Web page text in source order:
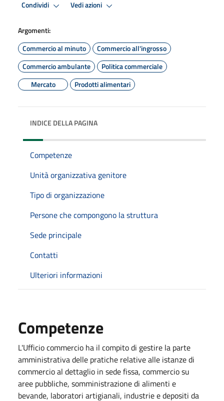
Condividi Vedi azioni
Argomenti:
Commercio al minuto
Commercio all'ingrosso
Commercio ambulante
Politica commerciale
Mercato
Prodotti alimentari
INDICE DELLA PAGINA
Competenze
Unità organizzativa genitore
Tipo di organizzazione
Persone che compongono la struttura
Sede principale
Contatti
Ulteriori informazioni
Competenze
L'Ufficio commercio ha il compito di gestire la parte
amministrativa delle pratiche relative alle istanze di
commercio al dettaglio in sede fissa, commercio su
aree pubbliche, somministrazione di alimenti e
bevande, laboratori artigianali, industrie e depositi da